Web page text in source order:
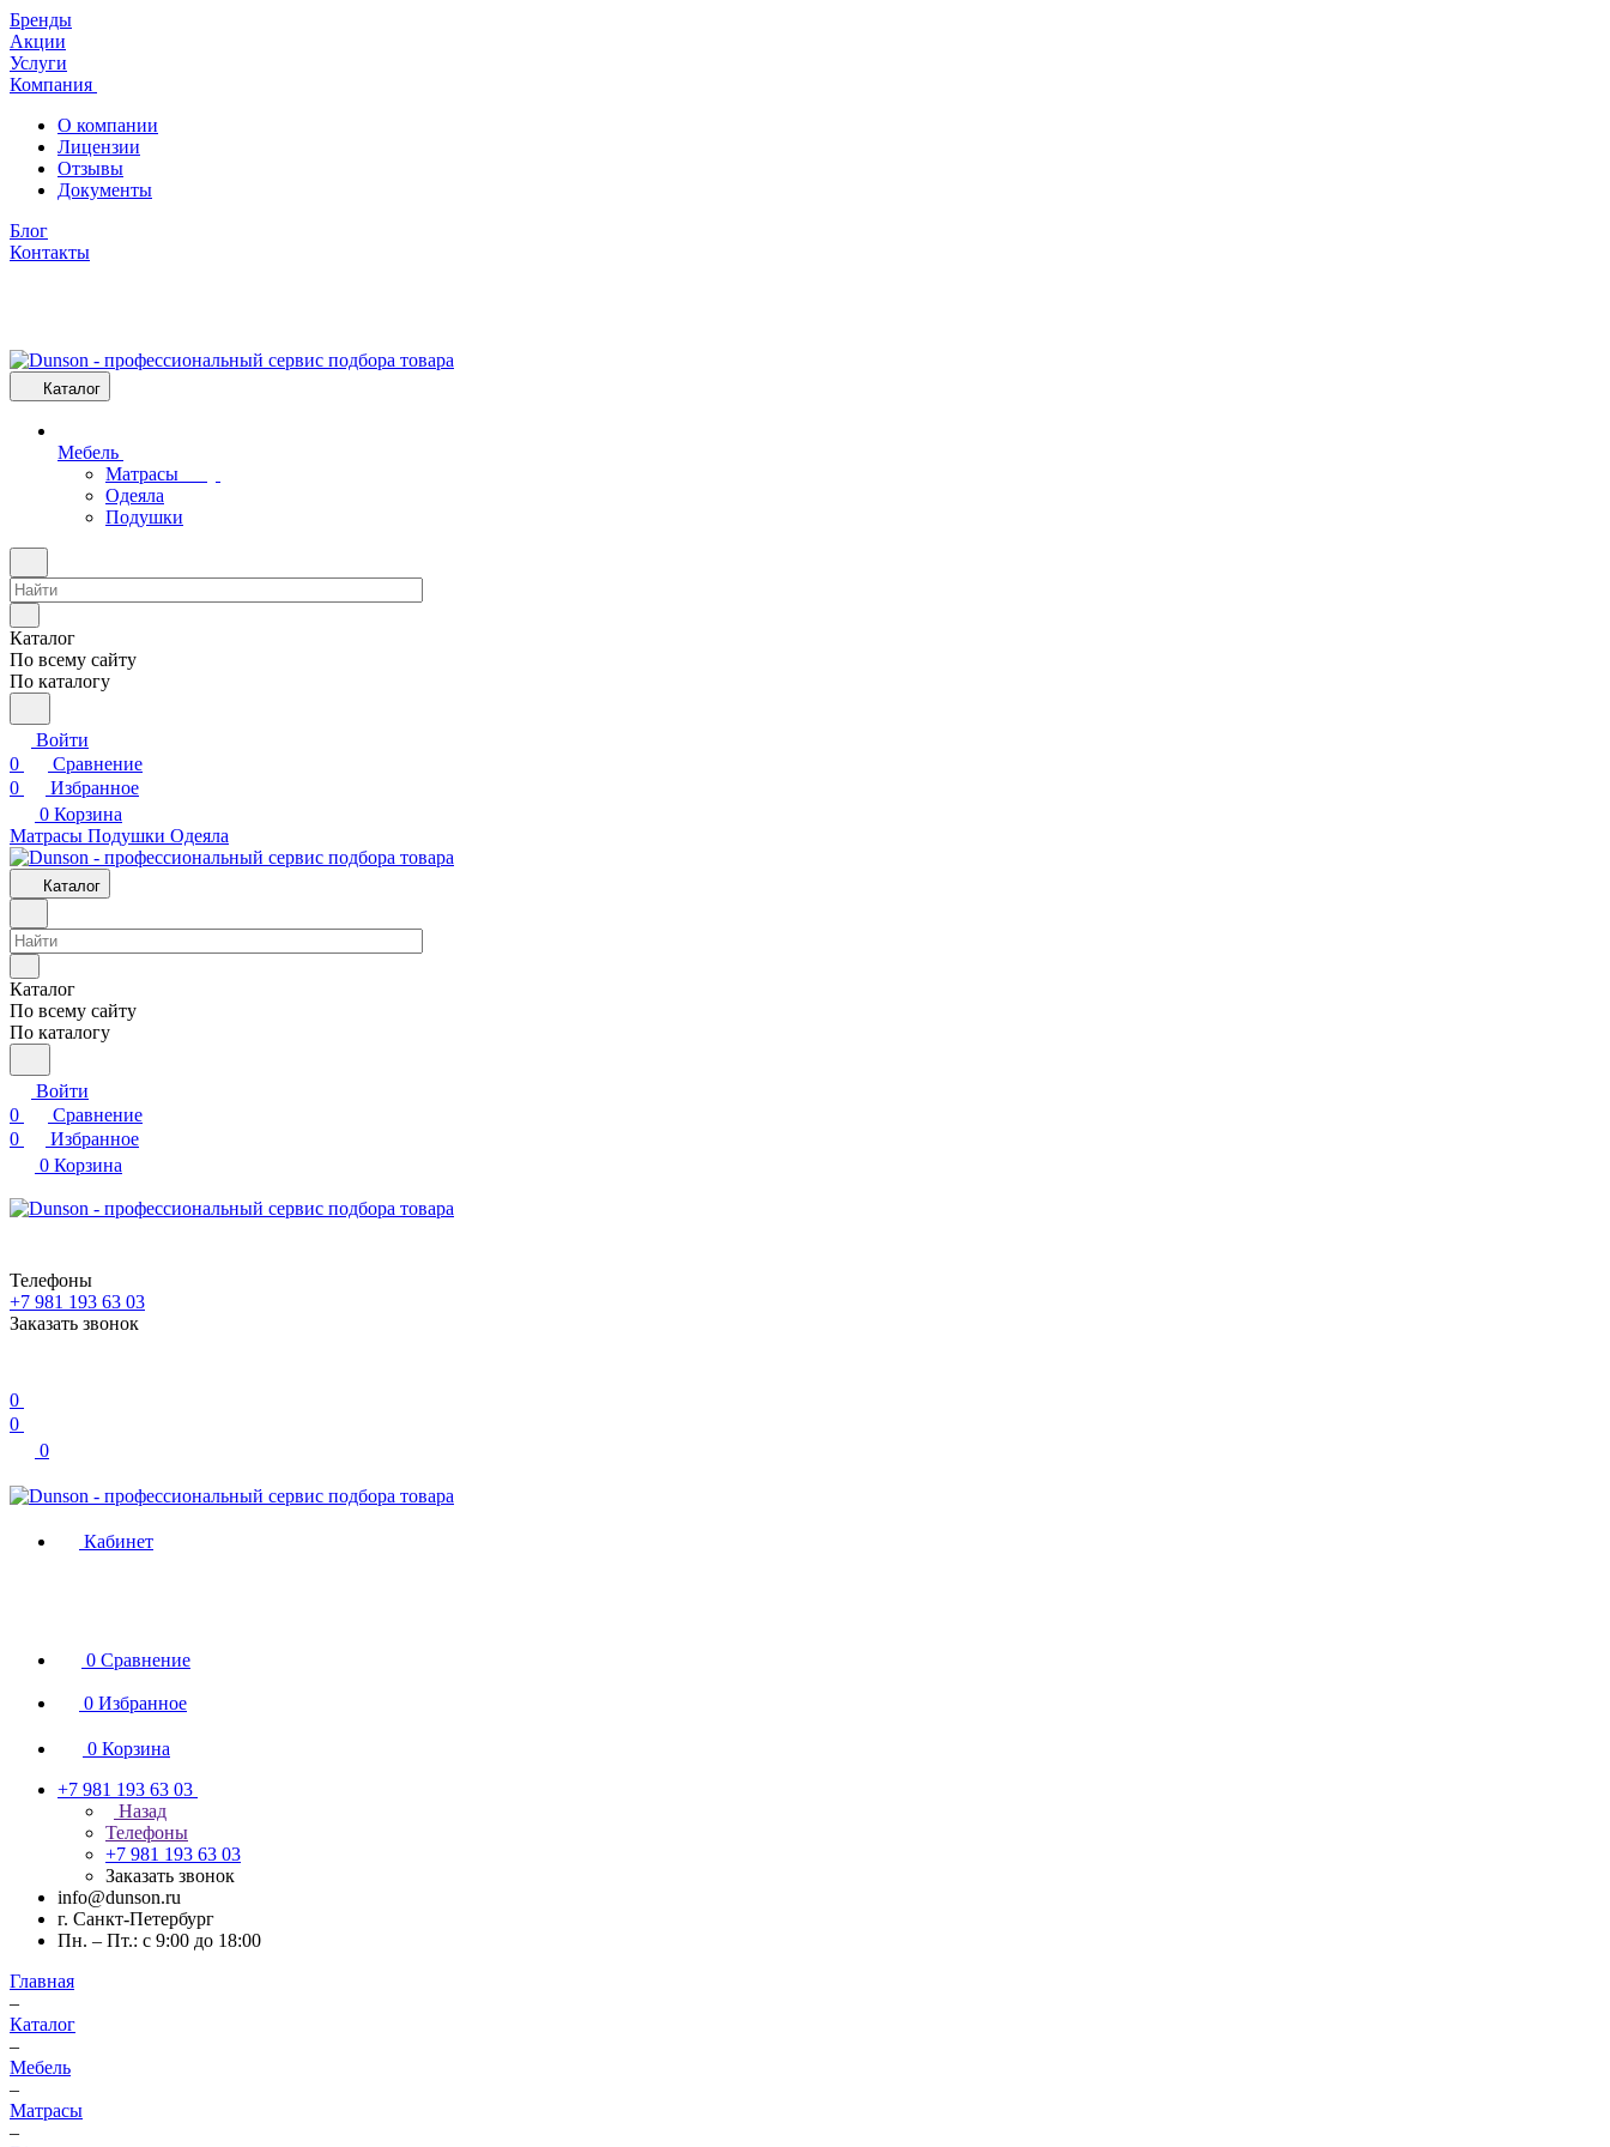
Бренды
Акции
Услуги
Компания
О компании
Лицензии
Отзывы
Документы
Блог
Контакты
Каталог
Мебель
Матрасы
Одеяла
Подушки
Каталог
По всему сайту
По каталогу
Войти
0
Сравнение
0
Избранное
0 Корзина
Матрасы Подушки Одеяла
Каталог
Каталог
По всему сайту
По каталогу
Войти
0
Сравнение
0
Избранное
0 Корзина
Телефоны
+7 981 193 63 03
Заказать звонок
0
0
0
Кабинет
0 Сравнение
0 Избранное
0 Корзина
+7 981 193 63 03
Назад
Телефоны
+7 981 193 63 03
Заказать звонок
info@dunson.ru
г. Санкт-Петербург
Пн. – Пт.: с 9:00 до 18:00
Главная
–
Каталог
–
Мебель
–
Матрасы
–